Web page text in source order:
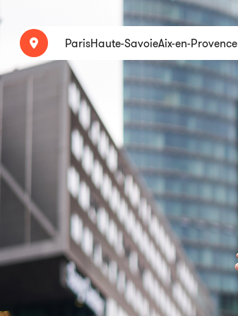
ParisHaute-SavoieAix-en-Provence